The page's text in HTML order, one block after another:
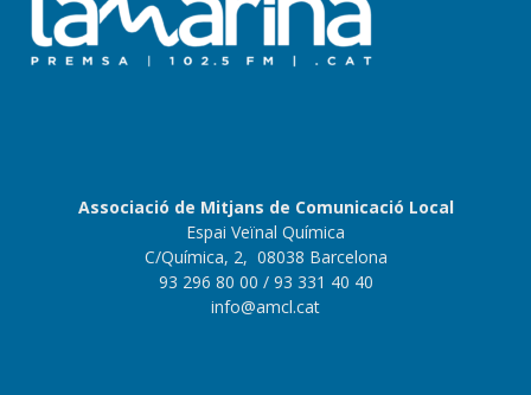
Associació de Mitjans de Comunicació Local
Espai Veïnal Química
C/Química, 2, 08038 Barcelona
93 296 80 00 / 93 331 40 40
info@amcl.cat